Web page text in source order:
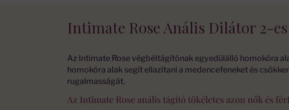
Intimate Rose Anális Dilátor 2-
Az Intimate Rose végbéltágítónak egyedülálló homokóra
homokóra alak segít ellazítani a medencefeneket és
rugalmasságát.
Az Intimate Rose anális tágító tökéletes azon nők és